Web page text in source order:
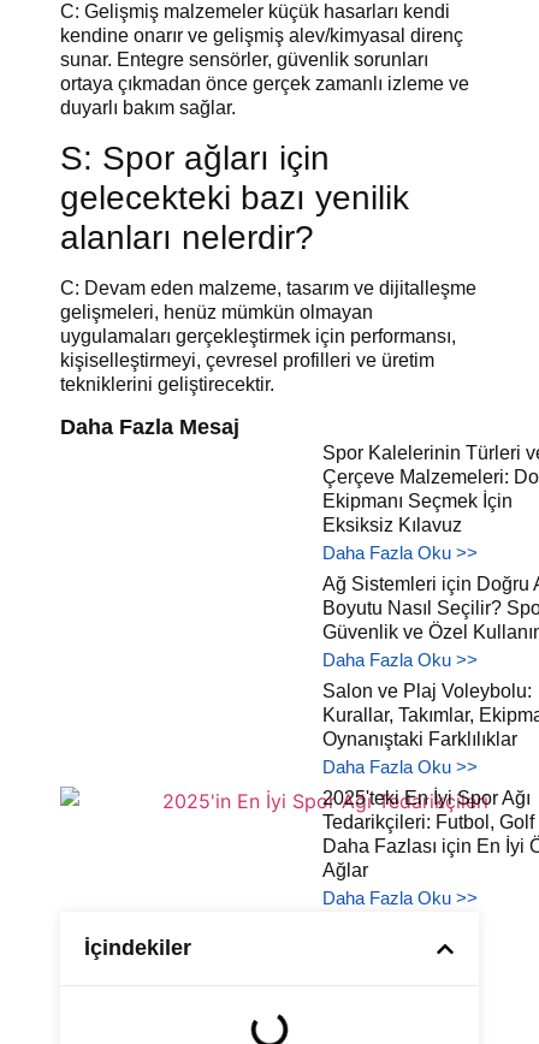
C: Gelişmiş malzemeler küçük hasarları kendi
kendine onarır ve gelişmiş alev/kimyasal direnç
sunar. Entegre sensörler, güvenlik sorunları
ortaya çıkmadan önce gerçek zamanlı izleme ve
duyarlı bakım sağlar.
S: Spor ağları için
gelecekteki bazı yenilik
alanları nelerdir?
C: Devam eden malzeme, tasarım ve dijitalleşme
gelişmeleri, henüz mümkün olmayan
uygulamaları gerçekleştirmek için performansı,
kişiselleştirmeyi, çevresel profilleri ve üretim
tekniklerini geliştirecektir.
Daha Fazla Mesaj
Spor Kalelerinin Türleri
Çerçeve Malzemeleri:
Ekipmanı Seçmek İçin
Eksiksiz Kılavuz
Daha Fazla Oku >>
Ağ Sistemleri için Doğru
Boyutu Nasıl Seçilir?
Güvenlik ve Özel
Daha Fazla Oku >>
Salon ve Plaj Voleybolu:
Kurallar, Takımlar,
Oynanıştaki Farklılıklar
Daha Fazla Oku >>
2025'teki En İyi Spor Ağı
Tedarikçileri: Futbol, Golf
Daha Fazlası için En İyi
Ağlar
Daha Fazla Oku >>
İçindekiler